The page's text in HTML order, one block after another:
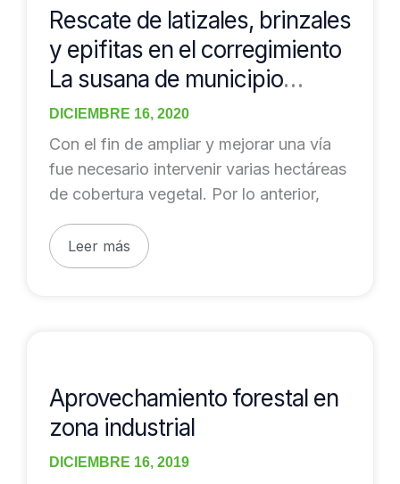
Rescate de latizales, brinzales
y epifitas en el corregimiento
La susana de municipio
Maceo – Antioquia
DICIEMBRE 16, 2020
Con el fin de ampliar y mejorar una vía
fue necesario intervenir varias hectáreas
de cobertura vegetal. Por lo anterior,
latizales,
brinzales
y
epifitas
en
corregimiento
Leer más
Aprovechamiento forestal en
zona industrial
DICIEMBRE 16, 2019
en
zona
industrial